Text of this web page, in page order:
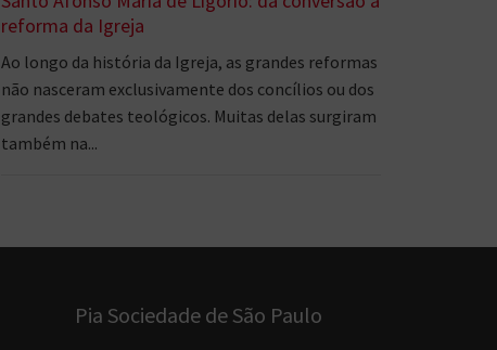
reforma da Igreja
Ao longo da história da Igreja, as grandes reformas
não nasceram exclusivamente dos concílios ou dos
grandes debates teológicos. Muitas delas surgiram
também na...
Pia Sociedade de São Paulo